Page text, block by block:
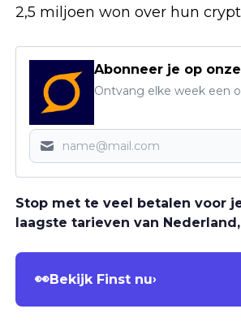
2,5 miljoen won over hun
Abonneer je op
Ontvang elke week een
Stop met te veel betalen voor
laagste tarieven van
👀Bekijk Finst nu›